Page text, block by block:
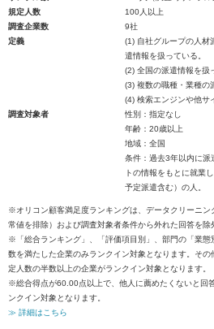
規定人数
100人以上
調査企業数
9社
定義
(1) 自社グループの人材
遣情報を扱っている。
(2) 全国の派遣情報を扱
(3) 複数の職種・業種の
(4) 検索エンジンや他サ
調査対象者
性別：指定なし
年齢：20歳以上
地域：全国
条件：過去3年以内に派
トの情報をもとに就業
予定派遣含む）の人。
※オリコン顧客満足度ランキングは、データクリーニ
常値を排除）および調査対象者条件から外れた回答を除
※「総合ランキング」、「評価項目別」、部門の「業態
数を満たした企業のみランクイン対象となります。そ
定人数の半数以上の企業がランクイン対象となります。
※総合得点が60.00点以上で、他人に薦めたくないと回
ンクイン対象となります。
≫ 詳細はこちら